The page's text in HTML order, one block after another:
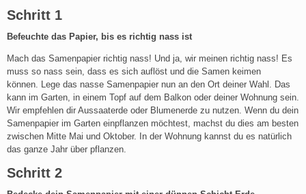
Schritt 1
Befeuchte das Papier, bis es richtig nass ist
Mach das Samenpapier richtig nass! Und ja, wir meinen richtig nass! Es
muss so nass sein, dass es sich auflöst und die Samen keimen
können. Lege das nasse Samenpapier nun an den Ort deiner Wahl. Das
kann im Garten, in einem Topf auf dem Balkon oder deiner Wohnung sein.
Wir empfehlen dir Aussaaterde oder Blumenerde zu nutzen. Wenn du dein
Samenpapier im Garten einpflanzen möchtest, machst du dies am besten
zwischen Mitte Mai und Oktober. In der Wohnung kannst du es natürlich
das ganze Jahr über pflanzen.
Schritt 2